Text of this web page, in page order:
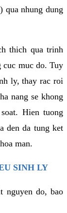
qua nhung dung
thich qua trinh
cuc muc do. Tuy
ly, thay rac roi
nang se khong
Hien tuong
den da tung ket
man.
SINH LY
nguyen do, bao